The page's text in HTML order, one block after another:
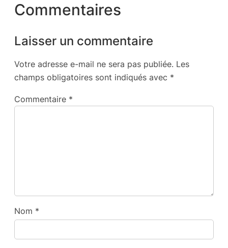
Commentaires
Laisser un commentaire
Votre adresse e-mail ne sera pas publiée. Les
champs obligatoires sont indiqués avec *
Commentaire *
Nom *